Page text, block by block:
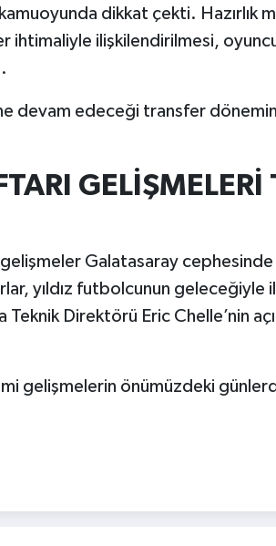
dikkat çekti. Hazırlık
ihtimaliyle ilişkilendirilmesi,
devam edeceği transfer
GELİŞMELERİ
Galatasaray
yıldız futbolcunun geleceğiyle
Direktörü Eric Chelle’nin
gelişmelerin önümüzdeki